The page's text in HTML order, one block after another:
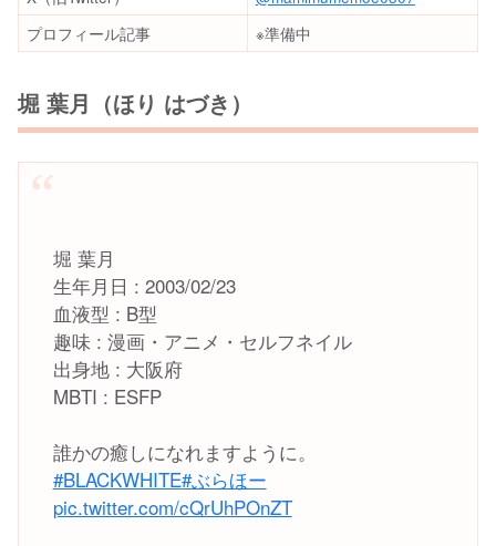
プロフィール記事
※準備中
堀 葉月（ほり はづき）
堀 葉月
生年月日 : 2003/02/23
血液型 : B型
趣味 : 漫画・アニメ・セルフネイル
出身地 : 大阪府
MBTI : ESFP
誰かの癒しになれますように。
#BLACKWHITE#ぶらほー
pic.twitter.com/cQrUhPOnZT